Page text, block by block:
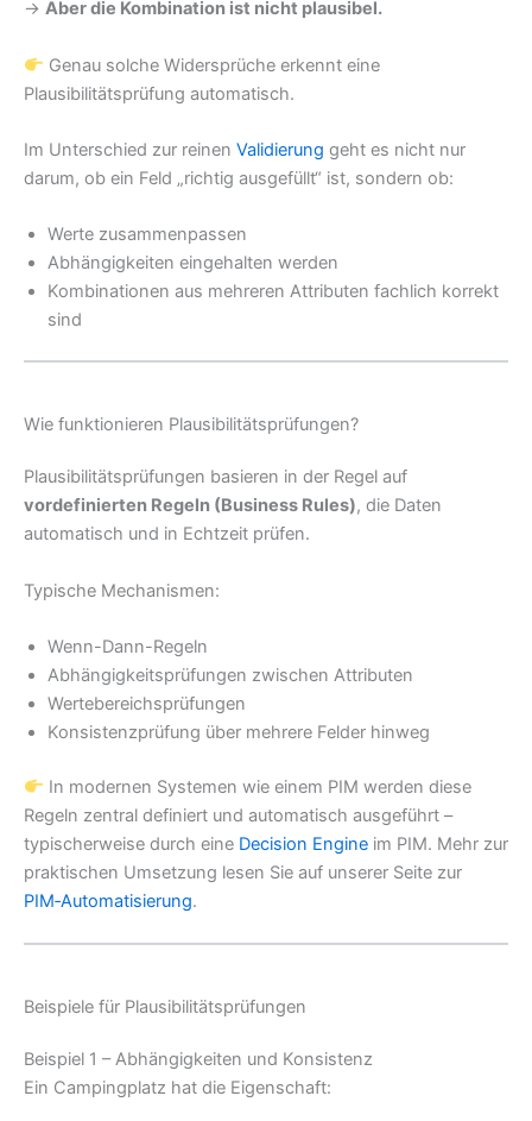
→ Aber die Kombination ist nicht plausibel.
Genau solche Widersprüche erkennt eine
Plausibilitätsprüfung automatisch.
Im Unterschied zur reinen Validierung geht es nicht nur
darum, ob ein Feld „richtig ausgefüllt“ ist, sondern ob:
Werte zusammenpassen
Abhängigkeiten eingehalten werden
Kombinationen aus mehreren Attributen fachlich korrekt
sind
Wie funktionieren Plausibilitätsprüfungen?
Plausibilitätsprüfungen basieren in der Regel auf
vordefinierten Regeln (Business Rules), die Daten
automatisch und in Echtzeit prüfen.
Typische Mechanismen:
Wenn-Dann-Regeln
Abhängigkeitsprüfungen zwischen Attributen
Wertebereichsprüfungen
Konsistenzprüfung über mehrere Felder hinweg
In modernen Systemen wie einem PIM werden diese
Regeln zentral definiert und automatisch ausgeführt –
typischerweise durch eine Decision Engine im PIM. Mehr zur
praktischen Umsetzung lesen Sie auf unserer Seite zur
PIM‑Automatisierung.
Beispiele für Plausibilitätsprüfungen
Beispiel 1 – Abhängigkeiten und Konsistenz
Ein Campingplatz hat die Eigenschaft: